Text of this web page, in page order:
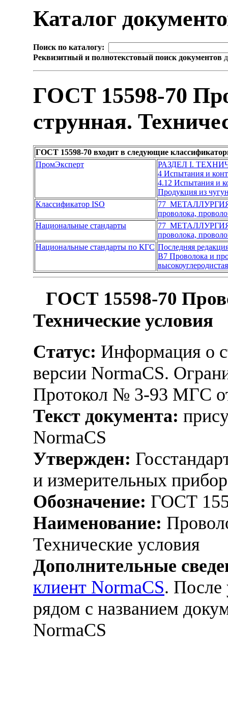
Каталог
Поиск по каталогу:
Реквизитный и полнотекстовый поиск документов
ГОСТ 15598-70
струнная.
ГОСТ 15598-70 входит в следующие
ПромЭксперт
РАЗДЕЛ I.
4 Испытания и
4.12 Испытания и
Продукция из
Классификатор ISO
77
проволока,
Национальные стандарты
77
проволока,
Национальные стандарты по КГС Последняя
В7 Проволока и
высокоуглеродистая
ГОСТ 15598-70
Технические условия
Статус: Информация о
версии NormaCS.
Протокол № 3-93 МГС
Текст документа:
NormaCS
Утвержден:
и измерительных
Обозначение: ГОСТ
Наименование:
Технические условия
Дополнительные
клиент NormaCS. После
рядом с названием
NormaCS